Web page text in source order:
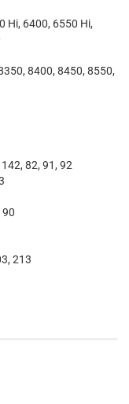
Hi, 6400, 6550 Hi,
8400, 8450, 8550,
82, 91, 92
213